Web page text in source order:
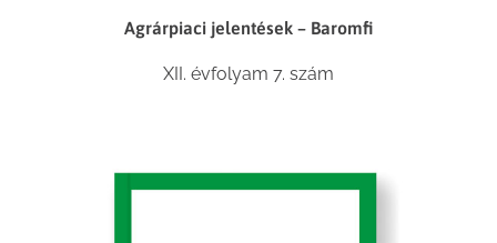
Agrárpiaci jelentések – Baromfi
XII. évfolyam 7. szám